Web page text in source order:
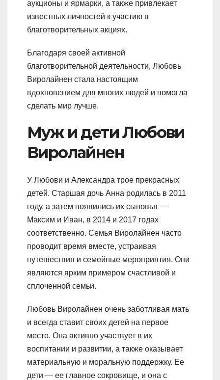
аукционы и ярмарки, а также привлекает
известных личностей к участию в
благотворительных акциях.
Благодаря своей активной
благотворительной деятельности, Любовь
Виролайнен стала настоящим
вдохновением для многих людей и помогла
сделать мир лучше.
Муж и дети Любови
Виролайнен
У Любови и Александра трое прекрасных
детей. Старшая дочь Анна родилась в 2011
году, а затем появились их сыновья —
Максим и Иван, в 2014 и 2017 годах
соответственно. Семья Виролайнен часто
проводит время вместе, устраивая
путешествия и семейные мероприятия. Они
являются ярким примером счастливой и
сплоченной семьи.
Любовь Виролайнен очень заботливая мать
и всегда ставит своих детей на первое
место. Она активно участвует в их
воспитании и развитии, а также оказывает
материальную и моральную поддержку. Ее
дети — ее главное сокровище, и она с